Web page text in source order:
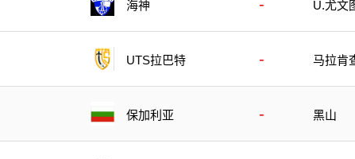
海神 - U.尤文
UTS拉巴特 - 马拉肯
保加利亚 - 黑山